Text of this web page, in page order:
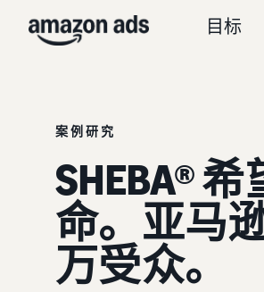
目标
案例研究
SHEBA®
命。亚马
万受众。